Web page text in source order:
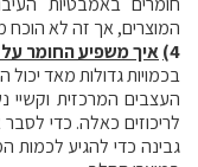
המוצרים, אך זה לא הוכח
4
)איך משפיע החומר
בכמויות גדולות מאד
העצבים המרכזית וקשיי
לריכוזים כאלה. כדי לסבר
גבינה כדי להגיע לכמות